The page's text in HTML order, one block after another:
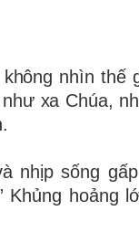
nhìn thế
xa Chúa,
nhịp sống
hoảng